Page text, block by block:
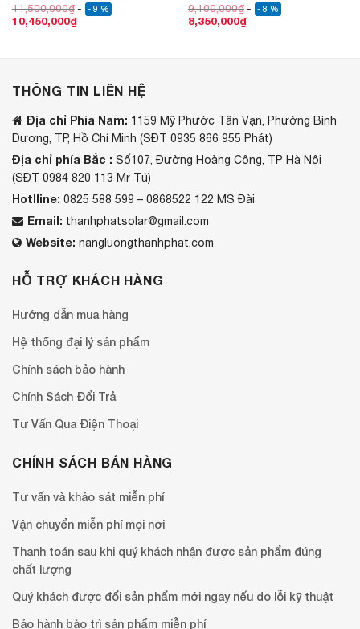
11,500,000₫ - 9 %
10,450,000₫
9,100,000₫ - 8 %
8,350,000₫
THÔNG TIN LIÊN HỆ
Địa chỉ Phía Nam: 1159 Mỹ Phước Tân Vạn, Phường Bình
Dương, TP, Hồ Chí Minh (SĐT 0935 866 955 Phát)
Địa chỉ phía Bắc : Số107, Đường Hoàng Công, TP Hà Nội
(SĐT 0984 820 113 Mr Tú)
Hotlline: 0825 588 599 – 0868522 122 MS Đài
Email: thanhphatsolar@gmail.com
Website: nangluongthanhphat.com
HỖ TRỢ KHÁCH HÀNG
Hướng dẫn mua hàng
Hệ thống đại lý sản phẩm
Chính sách bảo hành
Chính Sách Đổi Trả
Tư Vấn Qua Điện Thoại
CHÍNH SÁCH BÁN HÀNG
Tư vấn và khảo sát miễn phí
Vận chuyển miễn phí mọi nơi
Thanh toán sau khi quý khách nhận được sản phẩm đúng
chất lượng
Quý khách được đổi sản phẩm mới ngay nếu do lỗi kỹ thuật
Bảo hành bào trì sản phẩm miễn phí